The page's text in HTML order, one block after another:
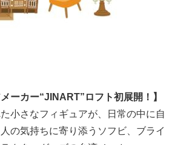
ーカー“JINART”ロフト初展開！】
小さなフィギュアが、日常の中に自
の気持ちに寄り添うソフビ、ブライ